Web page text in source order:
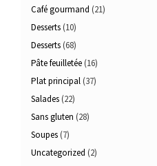
Café gourmand (21)
Desserts (10)
Desserts (68)
Pâte feuilletée (16)
Plat principal (37)
Salades (22)
Sans gluten (28)
Soupes (7)
Uncategorized (2)